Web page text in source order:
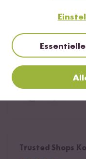
Entspricht den
Person fand diese
Trusted Shops